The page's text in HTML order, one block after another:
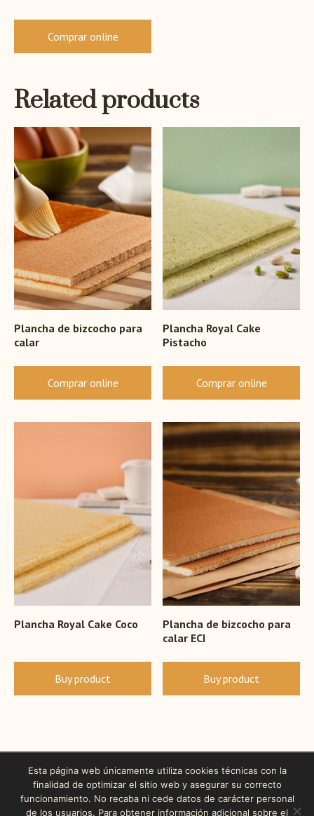
Comprar online
Related products
Plancha de bizcocho para
calar
Comprar online
Plancha Royal Cake
Pistacho
Comprar online
Plancha Royal Cake Coco
Buy product
Plancha de bizcocho para
calar ECI
Buy product
Esta página web únicamente utiliza cookies técnicas con la
finalidad de optimizar el sitio web y asegurar su correcto
funcionamiento. No recaba ni cede datos de carácter personal
de los usuarios. Para obtener información adicional sobre el